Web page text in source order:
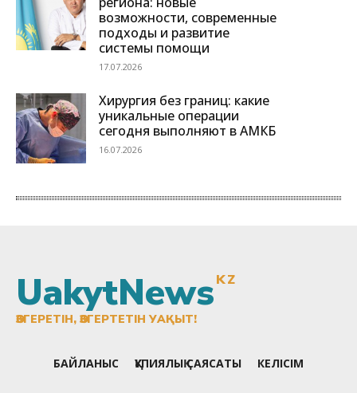
UakytNewsKZ
ӨЗГЕРЕТІН, ӨЗГЕРТЕТІН УАҚЫТ!
БАЙЛАНЫС ҚҰПИЯЛЫҚ САЯСАТЫ КЕЛІСІМ